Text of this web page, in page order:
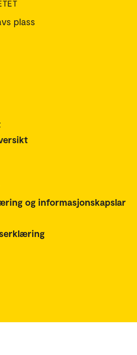
plass
og informasjonskapslar